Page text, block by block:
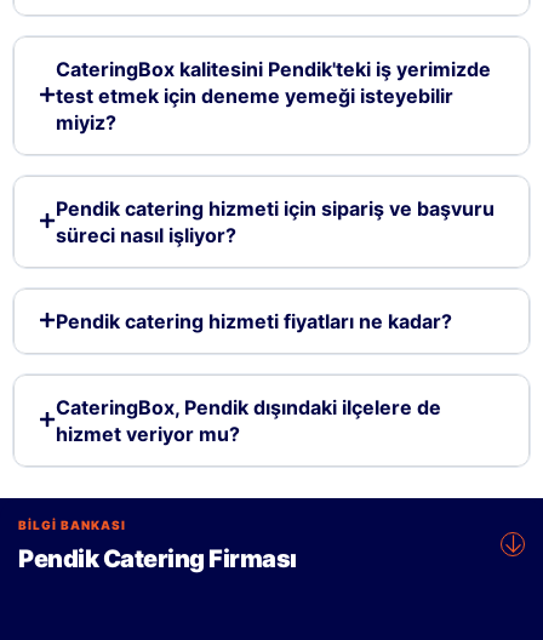
CateringBox kalitesini Pendik'teki iş yerimizde
test etmek için deneme yemeği isteyebilir
miyiz?
Pendik catering hizmeti için sipariş ve başvuru
süreci nasıl işliyor?
Pendik catering hizmeti fiyatları ne kadar?
CateringBox, Pendik dışındaki ilçelere de
hizmet veriyor mu?
BİLGİ BANKASI
Pendik Catering Firması ↓